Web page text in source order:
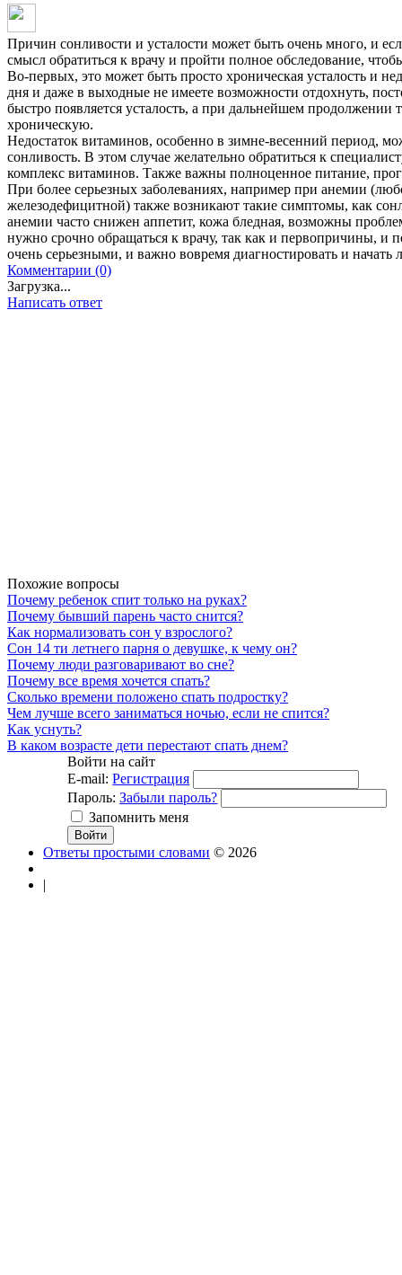
Причин сонливости и усталости может быть очень много, и
смысл обратиться к врачу и пройти полное обследование,
Во-первых, это может быть просто хроническая усталость и
дня и даже в выходные не имеете возможности отдохнуть,
быстро появляется усталость, а при дальнейшем продолжении
хроническую.
Недостаток витаминов, особенно в зимне-весенний период,
сонливость. В этом случае желательно обратиться к
комплекс витаминов. Также важны полноценное питание,
При более серьезных заболеваниях, например при анемии
железодефицитной) также возникают такие симптомы, как
анемии часто снижен аппетит, кожа бледная, возможны
нужно срочно обращаться к врачу, так как и первопричины, и
очень серьезными, и важно вовремя диагностировать и начать
Комментарии (0)
Загрузка...
Написать ответ
Похожие вопросы
Почему ребенок спит только на руках?
Почему бывший парень часто снится?
Как нормализовать сон у взрослого?
Сон 14 ти летнего парня о девушке, к чему он?
Почему люди разговаривают во сне?
Почему все время хочется спать?
Сколько времени положено спать подростку?
Чем лучше всего заниматься ночью, если не спится?
Как уснуть?
В каком возрасте дети перестают спать днем?
Войти на сайт
E-mail: Регистрация
Пароль: Забыли пароль?
Запомнить меня
Ответы простыми словами © 2026
|